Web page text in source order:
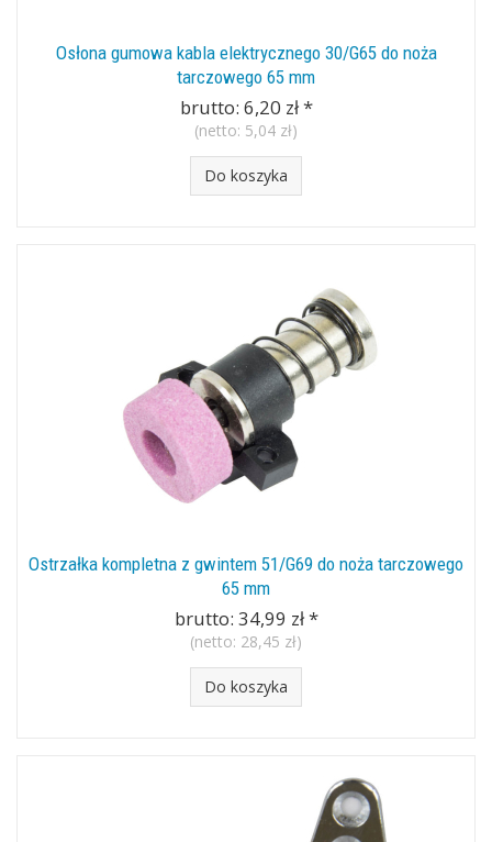
Osłona gumowa kabla elektrycznego 30/G65 do noża
tarczowego 65 mm
brutto: 6,20 zł*
(netto: 5,04 zł)
Do koszyka
Ostrzałka kompletna z gwintem 51/G69 do noża tarczowego
65 mm
brutto: 34,99 zł*
(netto: 28,45 zł)
Do koszyka